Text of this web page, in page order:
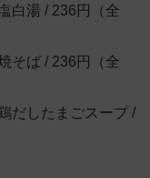
白湯 / 236円（全
そば / 236円（全
だしたまごスープ /